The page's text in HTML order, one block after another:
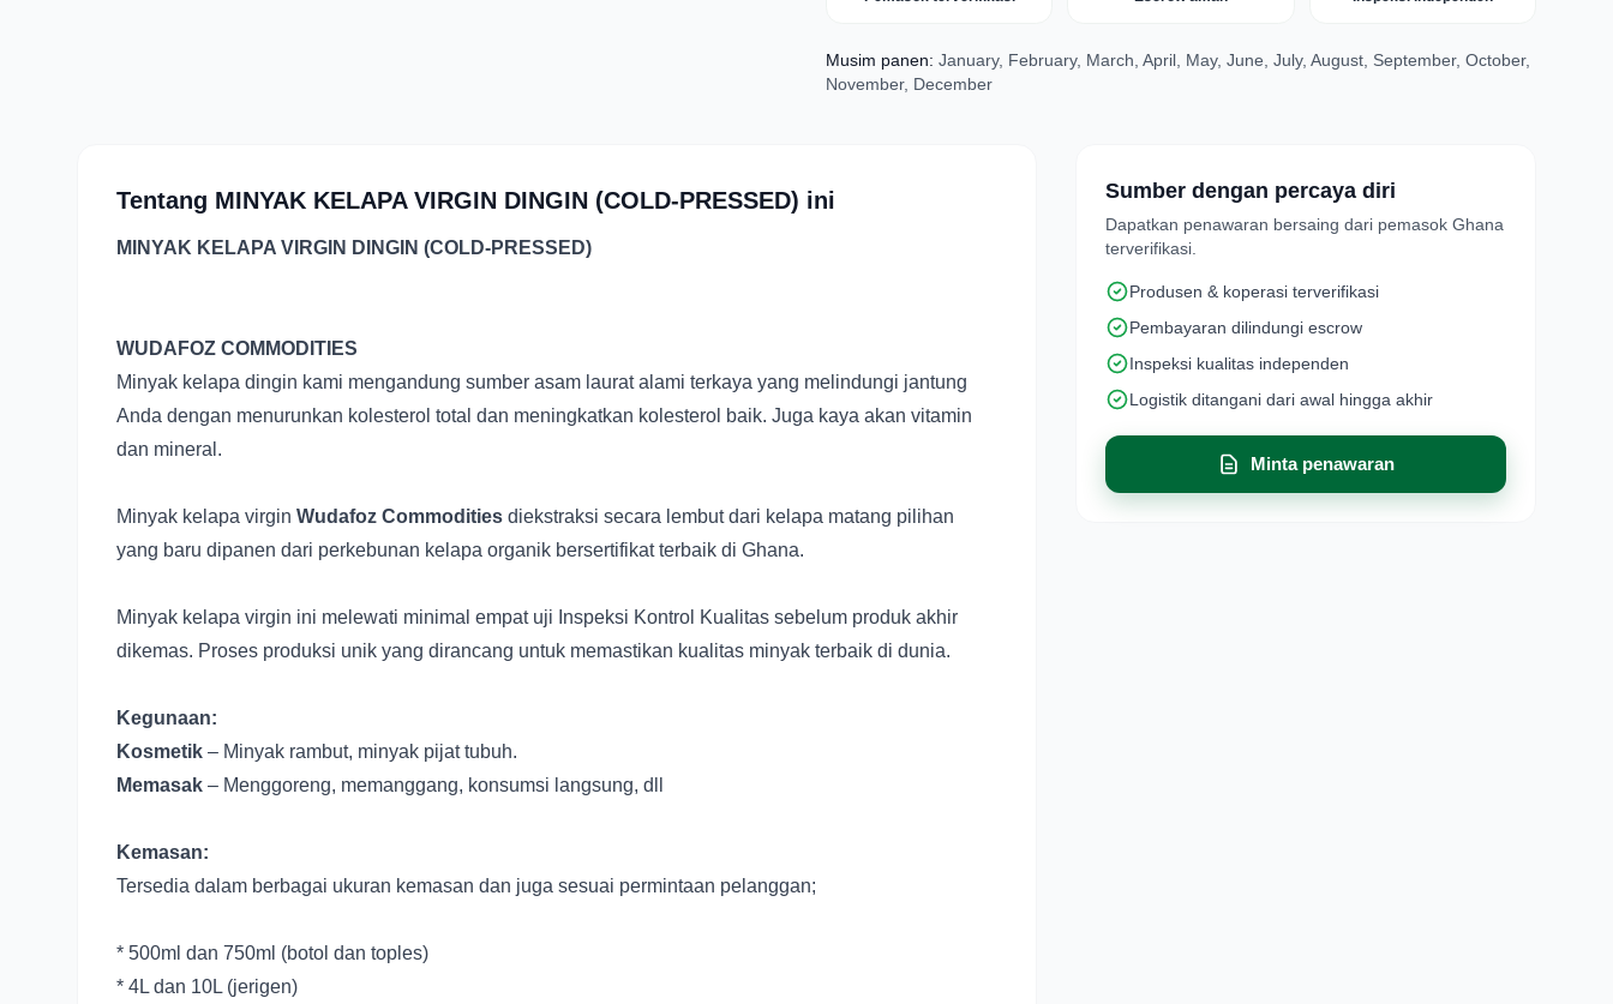
Musim panen: January, February, March, April, May, June, July, August, September, October,
November, December
Tentang MINYAK KELAPA VIRGIN DINGIN (COLD-PRESSED) ini
MINYAK KELAPA VIRGIN DINGIN (COLD-PRESSED)
WUDAFOZ COMMODITIES
Minyak kelapa dingin kami mengandung sumber asam laurat alami terkaya yang melindungi jantung
Anda dengan menurunkan kolesterol total dan meningkatkan kolesterol baik. Juga kaya akan vitamin
dan mineral.
Minyak kelapa virgin Wudafoz Commodities diekstraksi secara lembut dari kelapa matang pilihan
yang baru dipanen dari perkebunan kelapa organik bersertifikat terbaik di Ghana.
Minyak kelapa virgin ini melewati minimal empat uji Inspeksi Kontrol Kualitas sebelum produk akhir
dikemas. Proses produksi unik yang dirancang untuk memastikan kualitas minyak terbaik di dunia.
Kegunaan:
Kosmetik – Minyak rambut, minyak pijat tubuh.
Memasak – Menggoreng, memanggang, konsumsi langsung, dll
Kemasan:
Tersedia dalam berbagai ukuran kemasan dan juga sesuai permintaan pelanggan;
* 500ml dan 750ml (botol dan toples)
* 4L dan 10L (jerigen)
Sumber dengan percaya diri
Dapatkan penawaran bersaing dari pemasok Ghana
terverifikasi.
Produsen & koperasi terverifikasi
Pembayaran dilindungi escrow
Inspeksi kualitas independen
Logistik ditangani dari awal hingga akhir
Minta penawaran